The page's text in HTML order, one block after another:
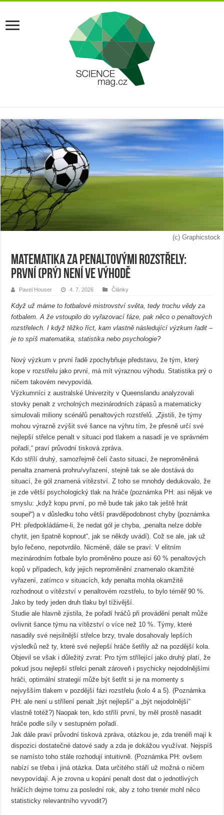
(c) Graphicstock
Matematika za penaltovými rozstřely:
první (prý) není ve výhodě
Pavel Houser 4. 7. 2026 Články
Když už máme to fotbalové mistrovství světa, tedy trochu vědy za
fotbalem. A že vstoupilo do vyřazovací fáze, pak něco o penaltových
rozstřelech. I když těžko říct, kam vlastně následující výzkum řadit –
je to spíš matematika, statistika nebo psychologie?
Nový výzkum v první řadě zpochybňuje představu, že tým, který
kope v rozstřelu jako první, má mít výraznou výhodu. Statistika prý o
ničem takovém nevypovídá.
Výzkumníci z australské Univerzity v Queenslandu analyzovali
stovky penalt z vrcholných mezinárodních zápasů a matematicky
simulovali miliony scénářů penaltových rozstřelů. „Zjistili, že týmy
mohou výrazně zvýšit své šance na výhru tím, že přesně určí své
nejlepší střelce penalt v situaci pod tlakem a nasadí je ve správném
pořadí,“ praví průvodní tisková zpráva.
Kdo střílí druhý, samozřejmě čelí často situaci, že neproměněná
penalta znamená prohru/vyřazení, stejně tak se ale dostává do
situací, že gól znamená vítězství. Z toho se mnohdy dedukovalo, že
je zde větší psychologický tlak na hráče (poznámka PH: asi nějak ve
smyslu: „když kopu první, po mě bude tak jako tak ještě hrát
soupeř“) a v důsledku toho větší pravděpodobnost chyby (poznámka
PH: předpokládáme-li, že nedat gól je chyba, „penalta nelze dobře
chytit, jen špatně kopnout“, jak se někdy uvádí). Což se ale, jak už
bylo řečeno, nepotvrdilo. Nicméně, dále se praví: V elitním
mezinárodním fotbale bylo proměněno pouze asi 60 % penaltových
kopů v případech, kdy jejich neproměnění znamenalo okamžité
vyřazení, zatímco v situacích, kdy penalta mohla okamžitě
rozhodnout o vítězství v penaltovém rozstřelu, to bylo téměř 90 %.
Jako by tedy jeden druh tlaku byl tíživější.
Studie ale hlavně zjistila, že pořadí hráčů při provádění penalt může
ovlivnit šance týmu na vítězství o více než 10 %. Týmy, které
nasadily své nejsilnější střelce brzy, trvale dosahovaly lepších
výsledků než ty, které své nejlepší hráče šetřily až na pozdější kola.
Objevil se však i důležitý zvrat: Pro tým střílející jako druhý platí, že
pokud jsou nejlepší střelci penalt zároveň i psychicky nejodolnějšími
hráči, optimální strategií může být šetřit si je na momenty s
nejvyšším tlakem v pozdější fázi rozstřelu (kolo 4 a 5). (Poznámka
PH: ale není u střílení penalt „být nejlepší“ a „být nejodolnější“
vlastně totéž?) Naopak ten, kdo střílí první, by měl prostě nasadit
hráče podle síly v sestupném pořadí.
Jak dále praví průvodní tisková zpráva, otázkou je, zda trenéři mají k
dispozici dostatečné datové sady a zda je dokážou využívat. Nejspíš
se namísto toho stále rozhodují intuitivně. (Poznámka PH: ovšem
nabízí se třeba i jiná otázka. Data určitého stáří už možná o ničem
nevypovídají. A je zrovna u kopání penalt dost dat o jednotlivých
hráčích dejme tomu za poslední rok, aby z toho trenér mohl něco
statisticky relevantního vyvodit?)